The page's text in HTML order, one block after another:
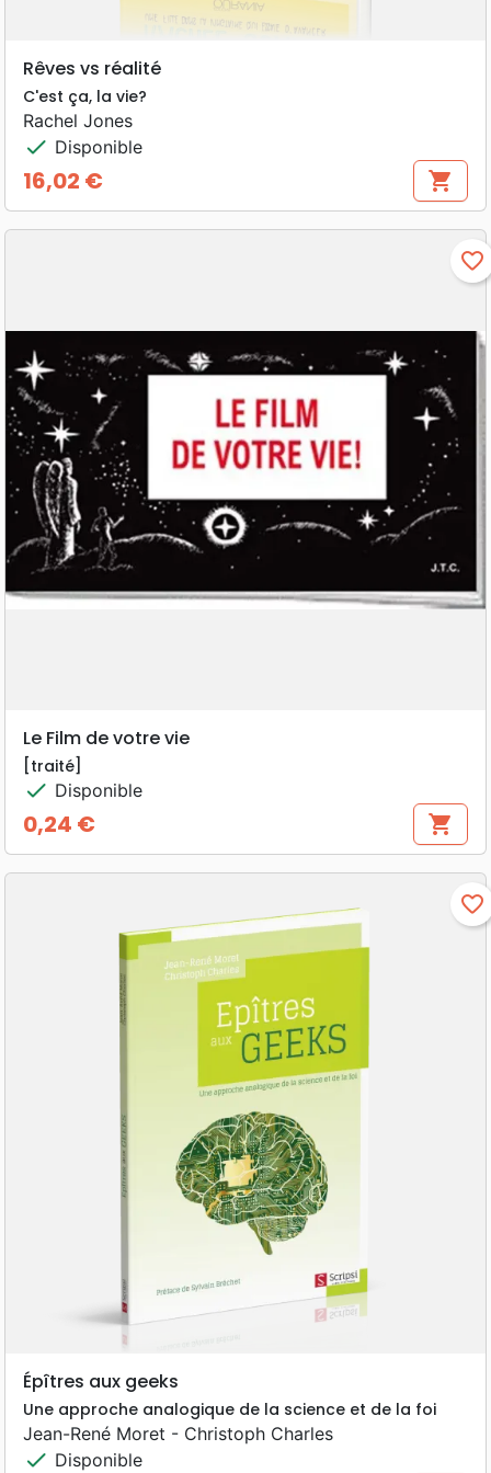
Rêves vs réalité
C'est ça, la vie?
Rachel Jones
check Disponible
Prix
16,02 € shopping_cart
favorite_border
Le Film de votre vie
[traité]
check Disponible
Prix
0,24 € shopping_cart
favorite_border
Épîtres aux geeks
Une approche analogique de la science et de la foi
Jean-René Moret - Christoph Charles
check Disponible